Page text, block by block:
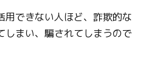
用できない人ほど、詐欺的な
しまい、騙されてしまうので